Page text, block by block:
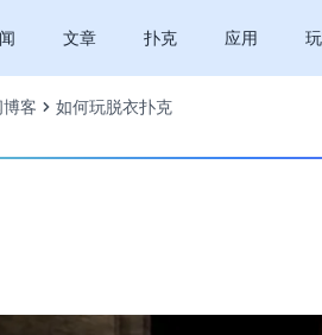
文章 扑克 应用
客 如何玩脱衣扑克